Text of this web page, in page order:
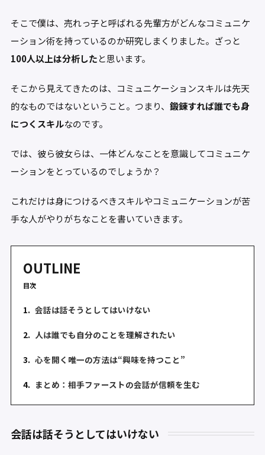
そこで僕は、売れっ子と呼ばれる先輩方がどんなコミュニケ
ーション術を持っているのか研究しまくりました。ざっと
100人以上は分析したと思います。
そこから見えてきたのは、コミュニケーションスキルは先天
的なものではないということ。つまり、 鍛錬すれば誰でも身
につくスキルなのです。
では、彼ら彼女らは、一体どんなことを意識してコミュニケ
ーションをとっているのでしょうか？
これだけは身につけるべきスキルやコミュニケーションが苦
手な人がやりがちなことを書いていきます。
OUTLINE
目次
1. 会話は話そうとしてはいけない
2. 人は誰でも自分のことを理解されたい
3. 心を開く唯一の方法は“興味を持つこと”
4. まとめ：相手ファーストの会話が信頼を生む
会話は話そうとしてはいけない